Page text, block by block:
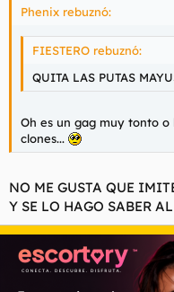
Phenix rebuznó:
FIESTERO rebuznó:
QUITA LAS PUTAS
Oh es un gag muy tonto
clones...
NO ME GUSTA QUE
Y SE LO HAGO SABER